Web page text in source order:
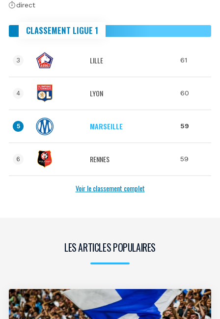
direct
CLASSEMENT LIGUE 1
3 LILLE 61
4 LYON 60
5 MARSEILLE 59
6 RENNES 59
Voir le classement complet
LES ARTICLES POPULAIRES